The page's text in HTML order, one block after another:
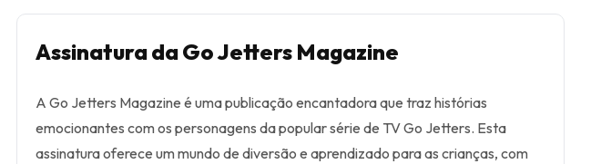
Assinatura da Go Jetters Magazine
A Go Jetters Magazine é uma publicação encantadora que traz histórias
emocionantes com os personagens da popular série de TV Go Jetters. Esta
assinatura oferece um mundo de diversão e aprendizado para as crianças, com